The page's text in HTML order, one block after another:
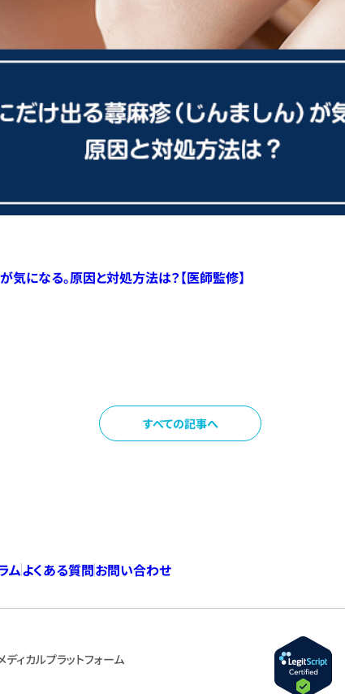
気になる。原因と対処方法は？【医師監修】
すべての記事へ
ムよくある質問お問い合わせ
ディカルプラットフォーム